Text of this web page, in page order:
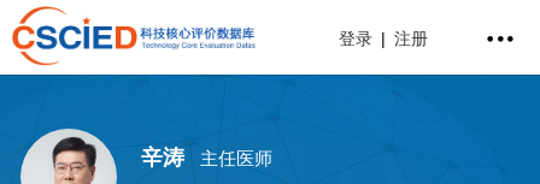
登录 | 注册
辛涛 主任医师